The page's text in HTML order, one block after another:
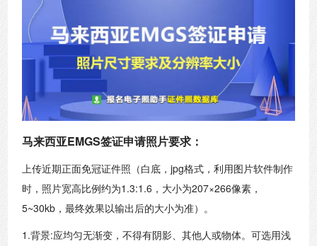
马来西亚EMGS签证申请照片要求：
上传近期正面免冠证件照（白底，jpg格式，利用图片软件制作
时，照片宽高比例约为1.3:1.6，大小为207×266像素，
5~30kb，最终效果以输出后的大小为准）。
1.背景:应均匀无渐变，不得有阴影、其他人或物体。可选用浅